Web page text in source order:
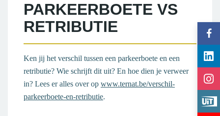
op
op
op
PARKEERBOETE VS
RETRIBUTIE
Ken jij het verschil tussen een parkeerboete en een
retributie? Wie schrijft dit uit? En hoe dien je verweer
in? Lees er alles over op www.ternat.be/verschil-
parkeerboete-en-retributie.